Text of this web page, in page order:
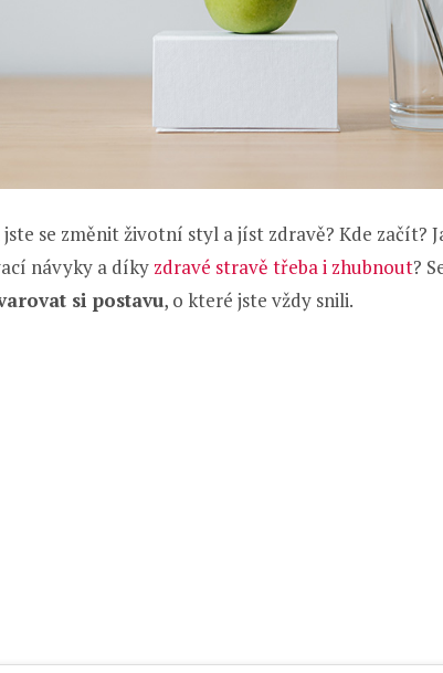
se změnit životní styl a jíst zdravě? Kde začít?
návyky a díky zdravé stravě třeba i zhubnout?
si postavu, o které jste vždy snili.